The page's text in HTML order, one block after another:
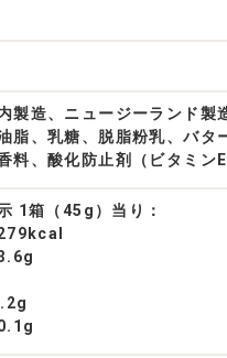
製造、ニュージーランド製
脂、乳糖、脱脂粉乳、バタ
料、酸化防止剤（ビタミン
1箱（45g）当り：